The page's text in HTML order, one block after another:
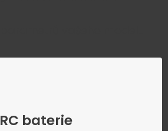
RC baterie